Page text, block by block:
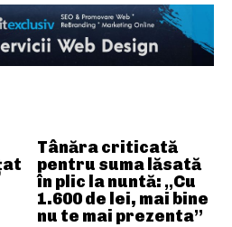
Tânăra criticată
pentru suma lăsată
în plic la nuntă: „Cu
1.600 de lei, mai bine
nu te mai prezenta”